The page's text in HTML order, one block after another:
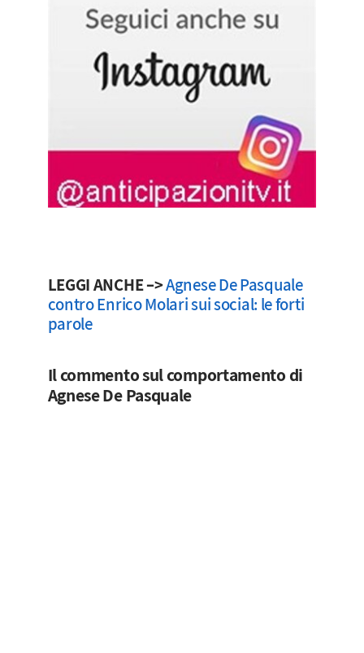
LEGGI ANCHE –>Agnese De Pasquale
contro Enrico Molari sui social: le forti
parole
Il commento sul comportamento di
Agnese De Pasquale